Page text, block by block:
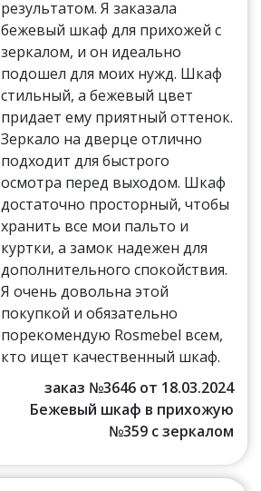
результатом. Я заказала
бежевый шкаф для прихожей с
зеркалом, и он идеально
подошел для моих нужд. Шкаф
стильный, а бежевый цвет
придает ему приятный оттенок.
Зеркало на дверце отлично
подходит для быстрого
осмотра перед выходом. Шкаф
достаточно просторный, чтобы
хранить все мои пальто и
куртки, а замок надежен для
дополнительного спокойствия.
Я очень довольна этой
покупкой и обязательно
порекомендую Rosmebel всем,
кто ищет качественный шкаф.
заказ №3646 от 18.03.2024
Бежевый шкаф в прихожую
№359 с зеркалом